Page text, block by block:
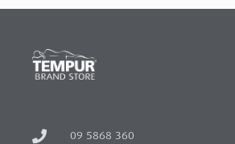
09 5868 360